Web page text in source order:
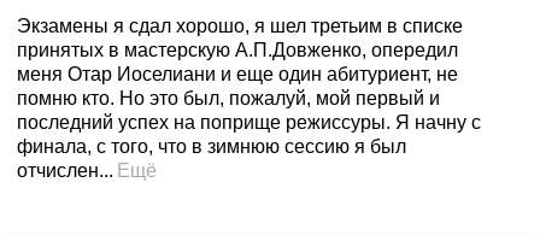
Экзамены я сдал хорошо, я шел третьим в списке
принятых в мастерскую А.П.Довженко, опередил
меня Отар Иоселиани и еще один абитуриент, не
помню кто. Но это был, пожалуй, мой первый и
последний успех на поприще режиссуры. Я начну с
финала, с того, что в зимнюю сессию я был
отчислен... Ещё